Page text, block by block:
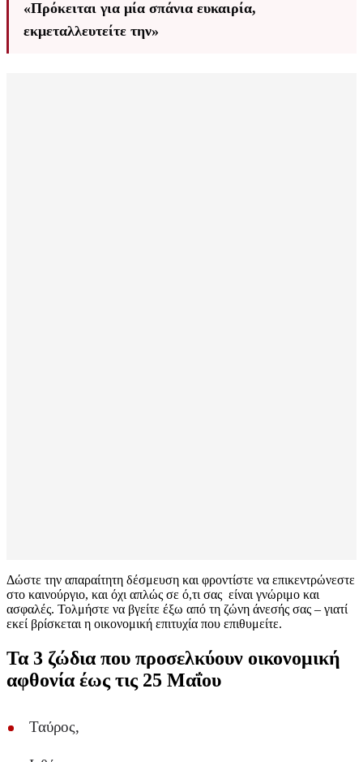
«Πρόκειται για μία σπάνια ευκαιρία,
εκμεταλλευτείτε την»
Δώστε την απαραίτητη δέσμευση και φροντίστε να επικεντρώνεστε
στο καινούργιο, και όχι απλώς σε ό,τι σας είναι γνώριμο και
ασφαλές. Τολμήστε να βγείτε έξω από τη ζώνη άνεσής σας – γιατί
εκεί βρίσκεται η οικονομική επιτυχία που επιθυμείτε.
Τα 3 ζώδια που προσελκύουν οικονομική
αφθονία έως τις 25 Μαΐου
Ταύρος,